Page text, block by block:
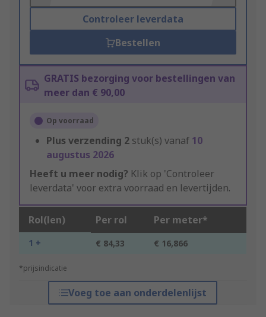
Controleer leverdata
Bestellen
GRATIS bezorging voor bestellingen van
meer dan € 90,00
Op voorraad
Plus verzending 2 stuk(s) vanaf 10
augustus 2026
Heeft u meer nodig? Klik op 'Controleer
leverdata' voor extra voorraad en levertijden.
Rol(len) Per rol Per meter*
1 + € 84,33 € 16,866
*prijsindicatie
Voeg toe aan onderdelenlijst